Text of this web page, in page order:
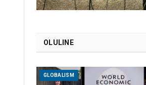
OLULINE
GLOBALISM